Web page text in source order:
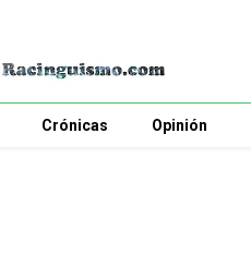
Crónicas Opinión